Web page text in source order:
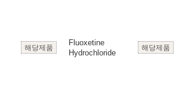
해당제품
Fluoxetine
Hydrochloride
해당제품